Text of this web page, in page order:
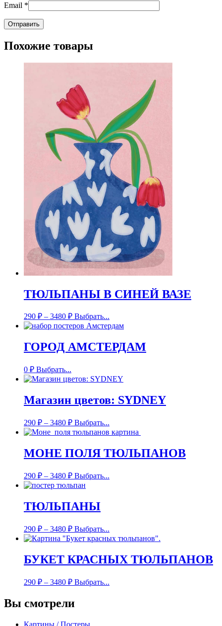
Email *
Похожие товары
ТЮЛЬПАНЫ В СИНЕЙ ВАЗЕ
290 ₽ – 3480 ₽ Выбрать...
ГОРОД АМСТЕРДАМ
0 ₽ Выбрать...
Магазин цветов: SYDNEY
290 ₽ – 3480 ₽ Выбрать...
МОНЕ ПОЛЯ ТЮЛЬПАНОВ
290 ₽ – 3480 ₽ Выбрать...
ТЮЛЬПАНЫ
290 ₽ – 3480 ₽ Выбрать...
БУКЕТ КРАСНЫХ ТЮЛЬПАНОВ
290 ₽ – 3480 ₽ Выбрать...
Вы смотрели